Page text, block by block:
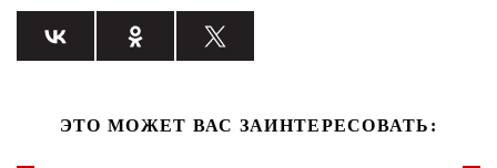
ЭТО МОЖЕТ ВАС ЗАИНТЕРЕСОВАТЬ: